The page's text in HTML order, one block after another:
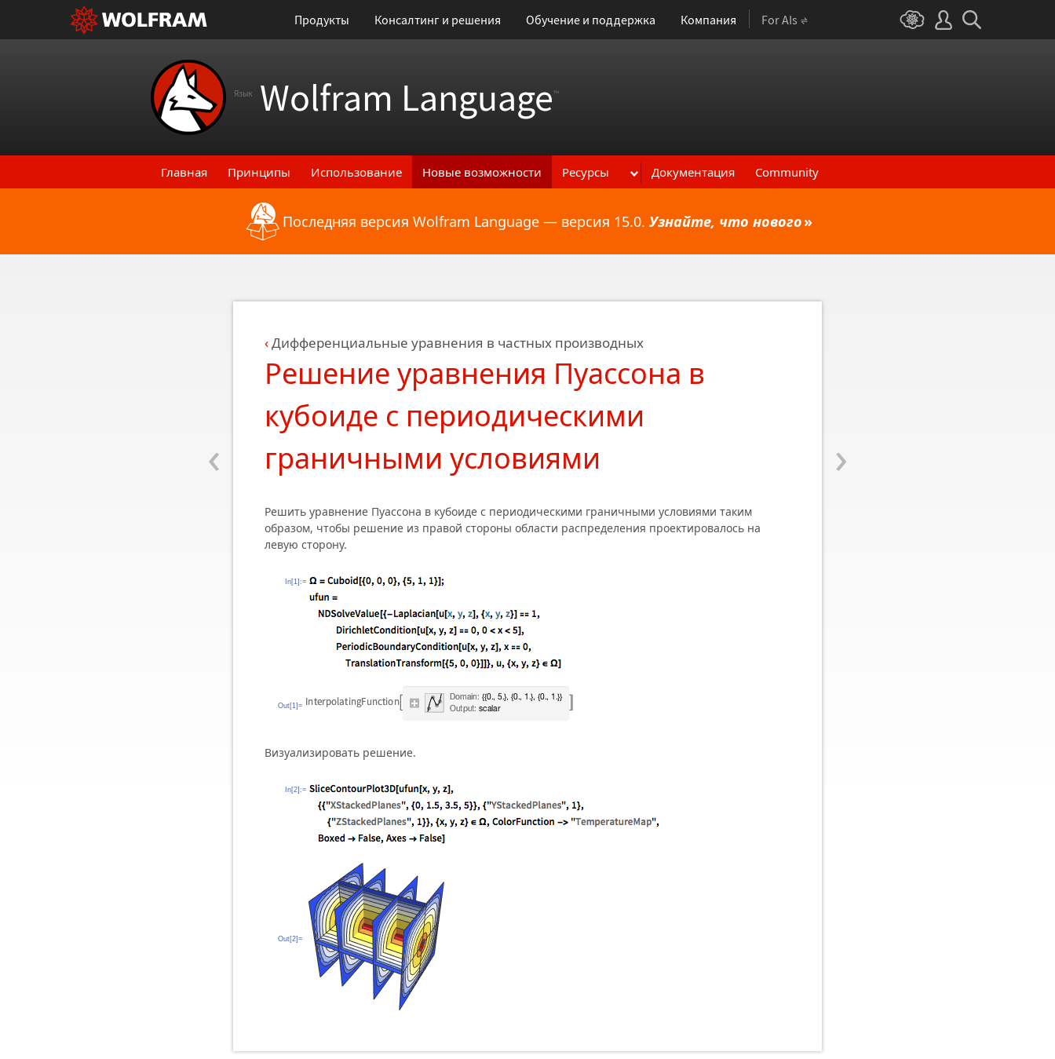
Продукты Консалтинг и решения Обучение и поддержка Компания For AIs
Язык Wolfram Language™
Главная Принципы Использование Новые возможности Ресурсы Документация Community
Назад к последним функциональным возможностям
Последняя версия Wolfram Language — версия 15.0. Узнайте, что нового»
‹ ›
Дифференциальные уравнения в частных производных
Решение уравнения Пуассона в
кубоиде с периодическими
граничными условиями
Решить уравнение Пуассона в кубоиде с периодическими граничными условиями таким
образом, чтобы решение из правой стороны области распределения проектировалось на
левую сторону.
In[1]:=
Out[1]=
Визуализировать решение.
In[2]:=
Out[2]=